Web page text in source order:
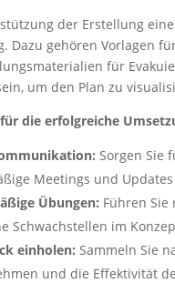
der Erstellung
Dazu gehören Vorlagen
für
um den Plan zu
die erfolgreiche
Sorgen Sie
Meetings und
Übungen: Führen
Schwachstellen im
einholen: Sammeln Sie
und die Effektivität